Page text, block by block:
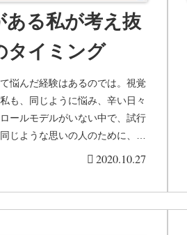
ある私が考え抜
タイミング
悩んだ経験はあるのでは。視覚
も、同じように悩み、辛い日々
ールモデルがいない中で、試行
じような思いの人のために、転
て、まとめてみました。2020.10.27